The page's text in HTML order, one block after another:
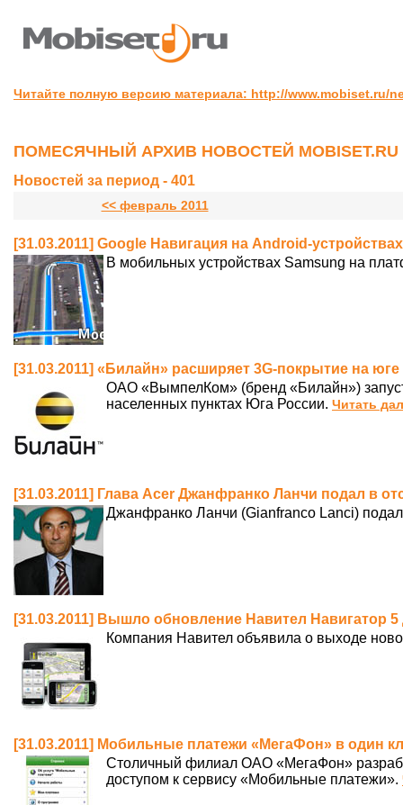
Читайте полную версию материала: http://www.mobiset.ru/
ПОМЕСЯЧНЫЙ АРХИВ НОВОСТЕЙ MOBISET.RU
Новостей за период - 401
<< февраль 2011
[31.03.2011] Google Навигация на Android-
В мобильных устройствах Samsung на
[31.03.2011] «Билайн» расширяет 3G-покрытие на
ОАО «ВымпелКом» (бренд «Билайн»)
населенных пунктах Юга России. Читать
[31.03.2011] Глава Acer Джанфранко Ланчи подал в
Джанфранко Ланчи (Gianfranco Lanci) подал
[31.03.2011] Вышло обновление Навител Навигатор 5
Компания Навител объявила о выходе
[31.03.2011] Мобильные платежи «МегаФон» в один
Столичный филиал ОАО «МегаФон»
доступом к сервису «Мобильные платежи».